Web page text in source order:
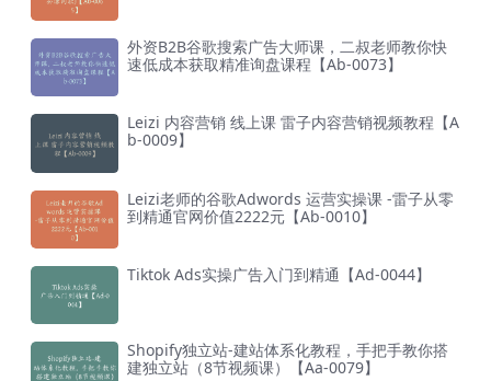
外资B2B谷歌搜索广告大师课，二叔老师教你快
速低成本获取精准询盘课程【Ab-0073】
Leizi 内容营销 线上课 雷子内容营销视频教程【A
b-0009】
Leizi老师的谷歌Adwords 运营实操课 -雷子从零
到精通官网价值2222元【Ab-0010】
Tiktok Ads实操广告入门到精通【Ad-0044】
Shopify独立站-建站体系化教程，手把手教你搭
建独立站（8节视频课）【Aa-0079】